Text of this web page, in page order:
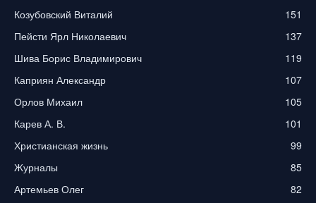
Козубовский Виталий
151
Пейсти Ярл Николаевич
137
Шива Борис Владимирович
119
Каприян Александр
107
Орлов Михаил
105
Карев А. В.
101
Христианская жизнь
99
Журналы
85
Артемьев Олег
82